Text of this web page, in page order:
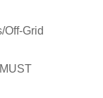
Off-Grid